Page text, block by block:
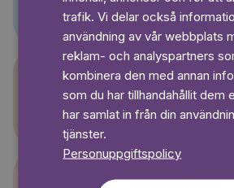
Sagasagor
trafik. Vi delar också
användning av vår webbplats
reklam- och analyspartners
kombinera den med annan
som du har tillhandahållit dem
har samlat in från din
tjänster.
Personuppgiftspolicy